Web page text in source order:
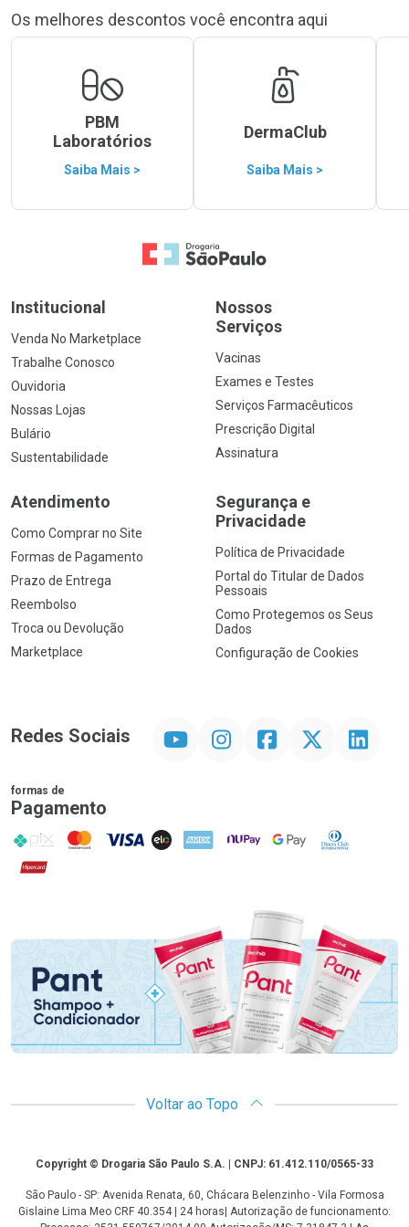
Os melhores descontos você encontra aqui
PBM
Laboratórios
Saiba Mais >
DermaClub
Saiba Mais >
Ir para a Home
Institucional
Venda No Marketplace
Trabalhe Conosco
Ouvidoria
Nossas Lojas
Bulário
Sustentabilidade
Nossos
Serviços
Vacinas
Exames e Testes
Serviços Farmacêuticos
Prescrição Digital
Assinatura
Atendimento
Como Comprar no Site
Formas de Pagamento
Prazo de Entrega
Reembolso
Troca ou Devolução
Marketplace
Segurança e
Privacidade
Política de Privacidade
Portal do Titular de Dados
Pessoais
Como Protegemos os Seus
Dados
Configuração de Cookies
Redes Sociais InstagramFacebookTwitter Linkedin
formas de
Pagamento
PIX MasterCard
VISA ELO AMEX NuPay Google PayDiners Club
Hipercard
Voltar ao Topo
CopyrightCopyright © Drogaria São Paulo S.A. | CNPJ: 61.412.110/0565-33
São Paulo - SP: Avenida Renata, 60, Chácara Belenzinho - Vila Formosa
Gislaine Lima Meo CRF 40.354 | 24 horas| Autorização de funcionamento: